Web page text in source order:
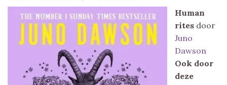
Human
rites door
Juno
Dawson
Ook door
deze